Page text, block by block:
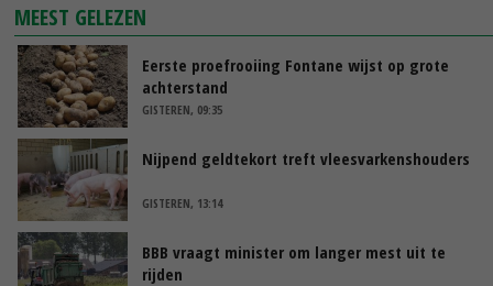
MEEST GELEZEN
Eerste proefrooiing Fontane wijst op grote
achterstand
GISTEREN, 09:35
Nijpend geldtekort treft vleesvarkenshouders
GISTEREN, 13:14
BBB vraagt minister om langer mest uit te
rijden